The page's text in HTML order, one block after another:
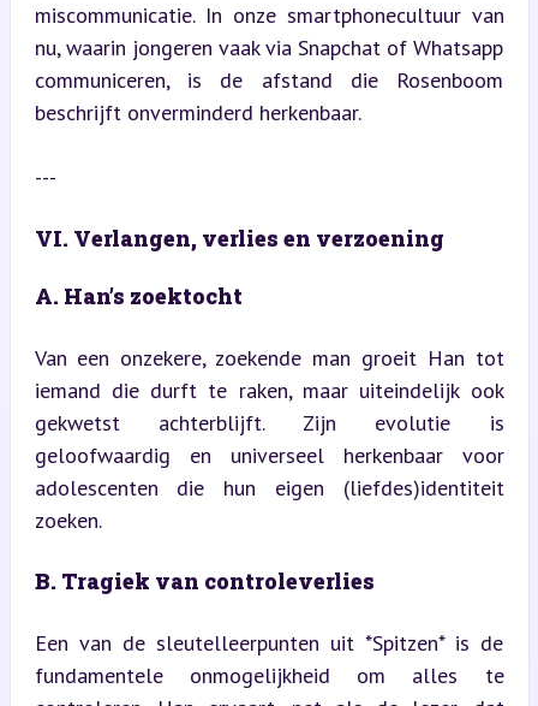
miscommunicatie. In onze smartphonecultuur van
nu, waarin jongeren vaak via Snapchat of Whatsapp
communiceren, is de afstand die Rosenboom
beschrijft onverminderd herkenbaar.
---
VI. Verlangen, verlies en verzoening
A. Han’s zoektocht
Van een onzekere, zoekende man groeit Han tot
iemand die durft te raken, maar uiteindelijk ook
gekwetst achterblijft. Zijn evolutie is
geloofwaardig en universeel herkenbaar voor
adolescenten die hun eigen (liefdes)identiteit
zoeken.
B. Tragiek van controleverlies
Een van de sleutelleerpunten uit *Spitzen* is de
fundamentele onmogelijkheid om alles te